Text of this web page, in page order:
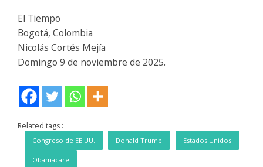
El Tiempo
Bogotá, Colombia
Nicolás Cortés Mejía
Domingo 9 de noviembre de 2025.
Related tags :
Congreso de EE.UU. Donald Trump Estados Unidos
Obamacare